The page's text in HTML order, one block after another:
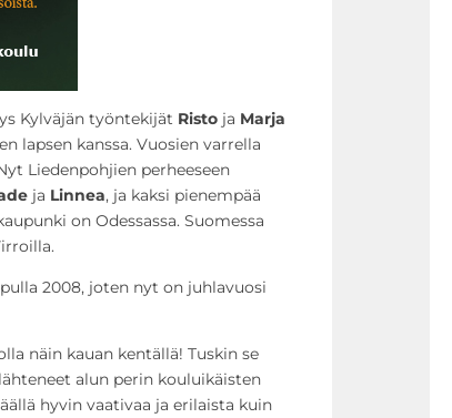
Kylväjän työntekijät Ristoja Marja
lapsen kanssa. Vuosien varrella
Liedenpohjien perheeseen
ja Linnea, ja kaksi pienempää
on Odessassa. Suomessa
2008, joten nyt on juhlavuosi
näin kauan kentällä! Tuskin se
alun perin kouluikäisten
hyvin vaativaa ja erilaista kuin